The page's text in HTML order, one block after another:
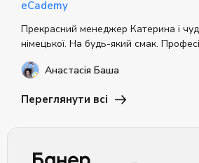
eCademy
Прекрасний менеджер Катерина і
німецької. На будь-який смак.
Анастасія Баша
Переглянути всі